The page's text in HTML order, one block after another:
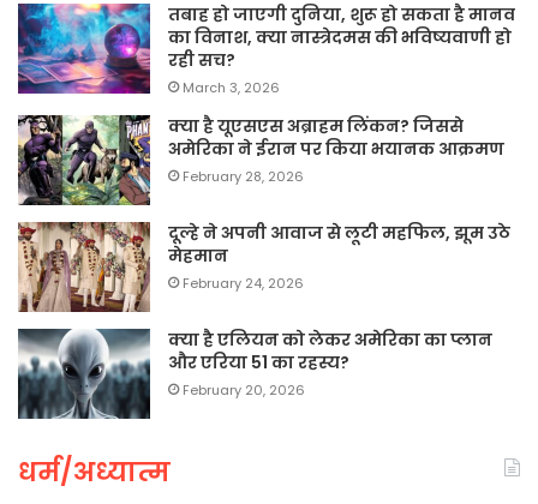
तबाह हो जाएगी दुनिया, शुरू हो सकता है मानव
का विनाश, क्या नास्त्रेदमस की भविष्यवाणी हो
रही सच?
March 3, 2026
क्या है यूएसएस अब्राहम लिंकन? जिससे
अमेरिका ने ईरान पर किया भयानक आक्रमण
February 28, 2026
दूल्हे ने अपनी आवाज से लूटी महफिल, झूम उठे
मेहमान
February 24, 2026
क्या है एलियन को लेकर अमेरिका का प्लान
और एरिया 51 का रहस्य?
February 20, 2026
धर्म/अध्यात्म